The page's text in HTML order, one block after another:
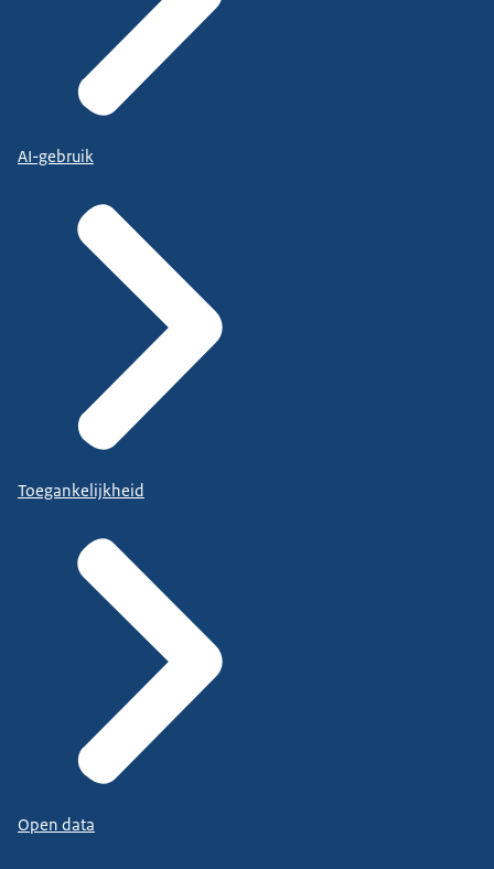
AI-gebruik
Toegankelijkheid
Open data